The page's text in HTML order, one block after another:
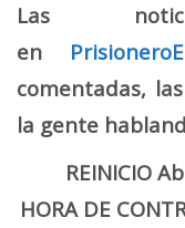
Las
en
comentadas,
la gente
REINICIO
HORA DE